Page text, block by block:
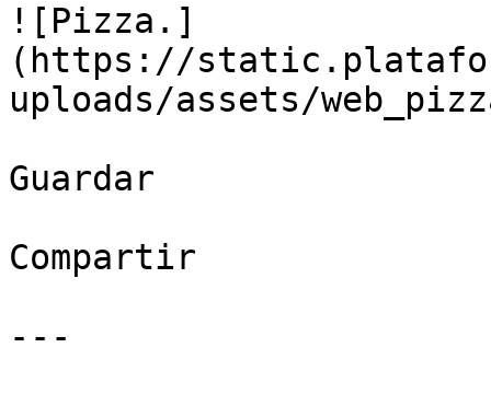
![Pizza.]
(https://
uploads/assets/
Guardar
Compartir
---